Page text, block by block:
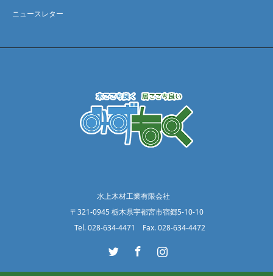
ニュースレター
水上木材工業有限会社
〒321-0945 栃木県宇都宮市宿郷5-10-10
Tel. 028-634-4471 Fax. 028-634-4472